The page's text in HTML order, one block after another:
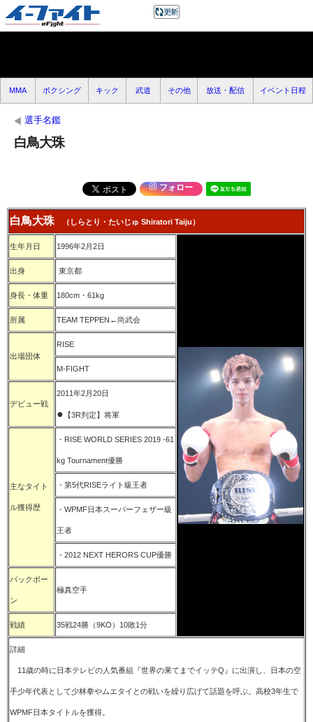
MMA ボクシング キック 武道 その他 放送・配信 イベント日程
選手名鑑
白鳥大珠
フォロー
白鳥大珠 （しらとり・たいじゅ Shiratori Taiju）
生年月日 1996年2月2日
出身 東京都
身長・体重 180cm・61kg
所属 TEAM TEPPEN←尚武会
出場団体
RISE
M-FIGHT
デビュー戦
2011年2月20日
● 【3R判定】将軍
主なタイト
ル獲得歴
・RISE WORLD SERIES 2019 -61
kg Tournament優勝
・第5代RISEライト級王者
・WPMF日本スーパーフェザー級
王者
・2012 NEXT HERORS CUP優勝
バックボー
ン
極真空手
戦績 35戦24勝（9KO）10敗1分
詳細
11歳の時に日本テレビの人気番組『世界の果てまでイッテQ』に出演し、日本の空
手少年代表として少林拳やムエタイとの戦いを繰り広げて話題を呼ぶ。高校3年生で
WPMF日本タイトルを獲得。